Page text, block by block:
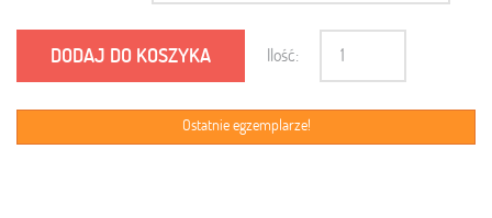
DODAJ DO KOSZYKA Ilość:
Ostatnie egzemplarze!